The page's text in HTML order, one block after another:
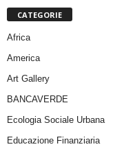
CATEGORIE
Africa
America
Art Gallery
BANCAVERDE
Ecologia Sociale Urbana
Educazione Finanziaria